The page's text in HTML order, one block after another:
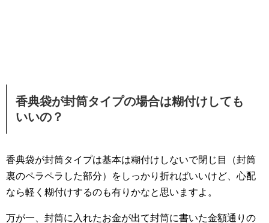
香典袋が封筒タイプの場合は糊付けしても
いいの？
香典袋が封筒タイプは基本は糊付けしないで閉じ目（封筒
裏のペラペラした部分）をしっかり折ればいいけど、心配
なら軽く糊付けするのも有りかなと思いますよ。
万が一、封筒に入れたお金が出て封筒に書いた金額通りの